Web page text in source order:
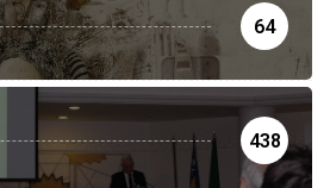
64
438